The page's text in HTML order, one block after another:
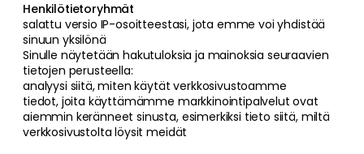
Henkilötietoryhmät
salattu versio IP-osoitteestasi, jota emme voi yhdistää
sinuun yksilönä
Sinulle näytetään hakutuloksia ja mainoksia seuraavien
tietojen perusteella:
analyysi siitä, miten käytät verkkosivustoamme
tiedot, joita käyttämämme markkinointipalvelut ovat
aiemmin keränneet sinusta, esimerkiksi tieto siitä, miltä
verkkosivustolta löysit meidät